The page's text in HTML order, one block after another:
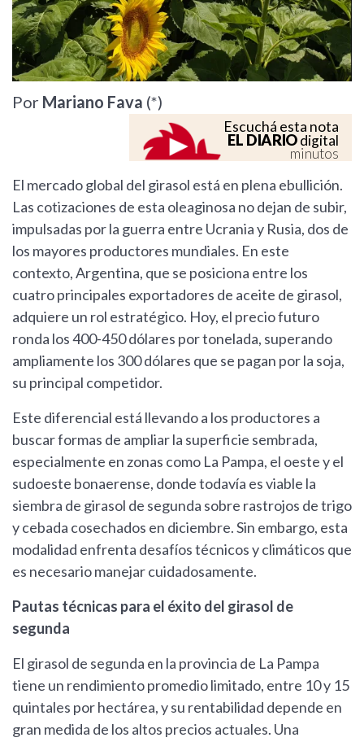
Por Mariano Fava (*)
Escuchá esta nota
EL DIARIOdigital
minutos
El mercado global del girasol está en plena ebullición.
Las cotizaciones de esta oleaginosa no dejan de subir,
impulsadas por la guerra entre Ucrania y Rusia, dos de
los mayores productores mundiales. En este
contexto, Argentina, que se posiciona entre los
cuatro principales exportadores de aceite de girasol,
adquiere un rol estratégico. Hoy, el precio futuro
ronda los 400-450 dólares por tonelada, superando
ampliamente los 300 dólares que se pagan por la soja,
su principal competidor.
Este diferencial está llevando a los productores a
buscar formas de ampliar la superficie sembrada,
especialmente en zonas como La Pampa, el oeste y el
sudoeste bonaerense, donde todavía es viable la
siembra de girasol de segunda sobre rastrojos de trigo
y cebada cosechados en diciembre. Sin embargo, esta
modalidad enfrenta desafíos técnicos y climáticos que
es necesario manejar cuidadosamente.
Pautas técnicas para el éxito del girasol de
segunda
El girasol de segunda en la provincia de La Pampa
tiene un rendimiento promedio limitado, entre 10 y 15
quintales por hectárea, y su rentabilidad depende en
gran medida de los altos precios actuales. Una